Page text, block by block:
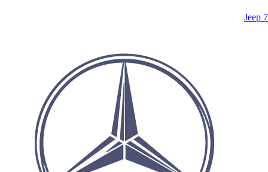
Jeep 7